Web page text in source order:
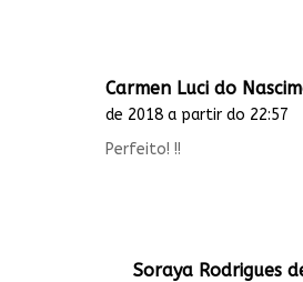
Carmen Luci do
de 2018 a partir do 22:57
Perfeito! !!
Soraya Rodrigues